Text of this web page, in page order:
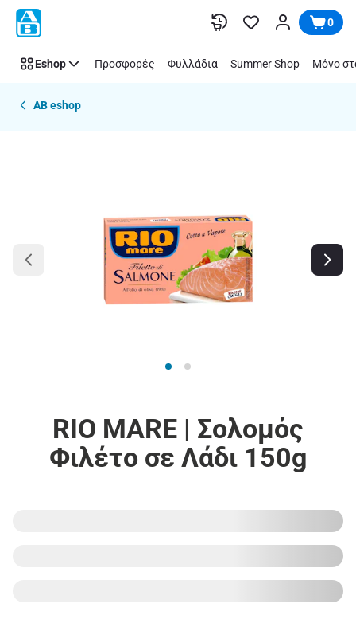
Παράλειψη 0
Eshop Προσφορές Φυλλάδια Summer Shop Μόνο
AB eshop
RIO MARE | Σολομός
Φιλέτο σε Λάδι 150g